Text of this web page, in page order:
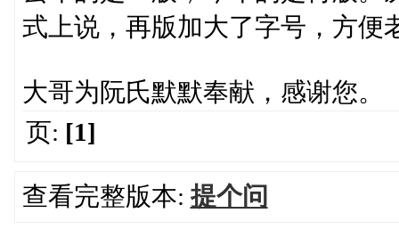
式上说，再版加大了字号，方便
大哥为阮氏默默奉献，感谢您。
页: [1]
查看完整版本:提个问